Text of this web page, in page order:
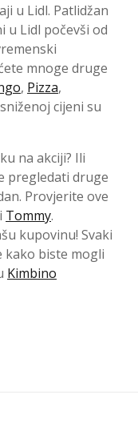
u Lidl. Patlidžan
u Lidl počevši od
mnoge druge
, Pizza,
cijeni su
na akciji? Ili
pregledati druge
Provjerite ove
i Tommy.
kupovinu! Svaki
kako biste mogli
Kimbino